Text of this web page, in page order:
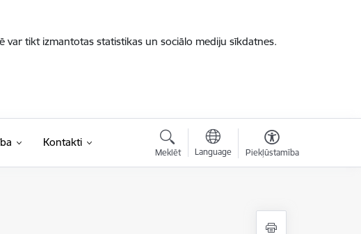
var tikt izmantotas statistikas un sociālo mediju sīkdatnes.
Kontakti
Meklēt Language Piekļūstamība